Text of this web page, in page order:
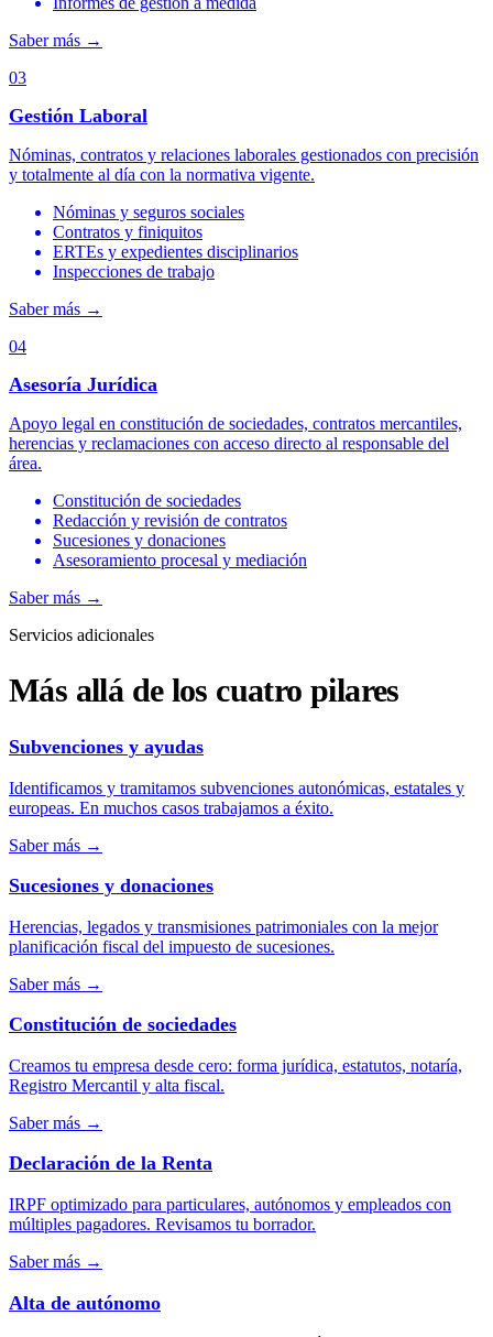
Saber más →
03
Gestión Laboral
Nóminas, contratos y relaciones laborales gestionados con precisión
y totalmente al día con la normativa vigente.
Nóminas y seguros sociales
Contratos y finiquitos
ERTEs y expedientes disciplinarios
Inspecciones de trabajo
Saber más →
04
Asesoría Jurídica
Apoyo legal en constitución de sociedades, contratos mercantiles,
herencias y reclamaciones con acceso directo al responsable del
área.
Constitución de sociedades
Redacción y revisión de contratos
Sucesiones y donaciones
Asesoramiento procesal y mediación
Saber más →
Servicios adicionales
Más allá de los cuatro pilares
Subvenciones y ayudas
Identificamos y tramitamos subvenciones autonómicas, estatales y
europeas. En muchos casos trabajamos a éxito.
Saber más →
Sucesiones y donaciones
Herencias, legados y transmisiones patrimoniales con la mejor
planificación fiscal del impuesto de sucesiones.
Saber más →
Constitución de sociedades
Creamos tu empresa desde cero: forma jurídica, estatutos, notaría,
Registro Mercantil y alta fiscal.
Saber más →
Declaración de la Renta
IRPF optimizado para particulares, autónomos y empleados con
múltiples pagadores. Revisamos tu borrador.
Saber más →
Alta de autónomo